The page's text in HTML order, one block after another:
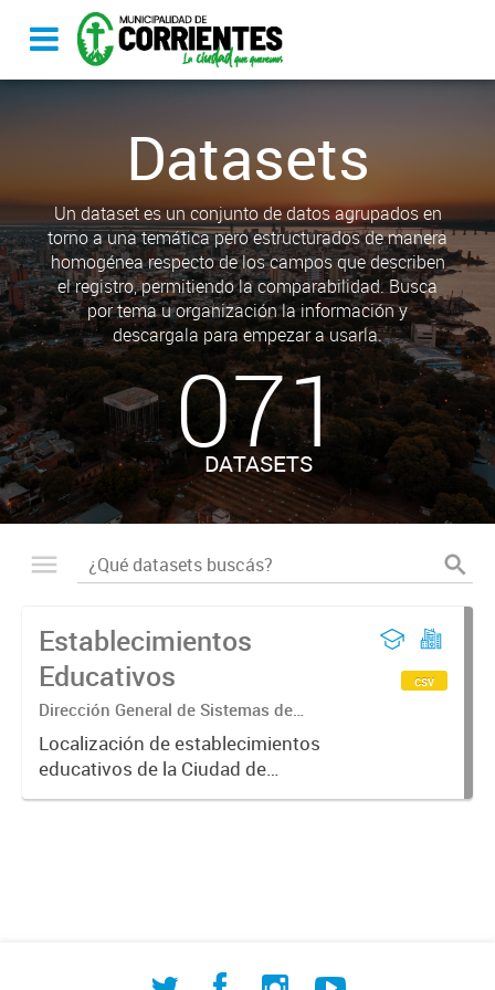
Datasets
Un dataset es un conjunto de datos agrupados en
torno a una temática pero estructurados de manera
homogénea respecto de los campos que describen
el registro, permitiendo la comparabilidad. Busca
por tema u organización la información y
descargala para empezar a usarla.
071
DATASETS
Establecimientos
Educativos
Dirección General de Sistemas de
Información Geográfica
Localización de establecimientos
educativos de la Ciudad de
Corrientes
csv